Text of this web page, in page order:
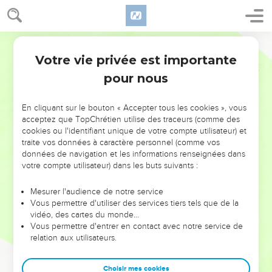
NE MANQUEZ PAS L’ÉVÉNEMENT
DE L’ANNÉE !
ET SI LEURS ERREURS POUVAIENT VOUS ÉVITER LES
VOTRES ?
leur foi ou leur vision. Mais on voit moins les doutes, les erreurs
et les saisons difficiles qu'ils ont traversés, alors même que ce
sont elles qui les ont façonnés.
Dans cette conférence, leaders, entrepreneurs, et responsables
clés pour avancer avec plus de sagesse afin que leurs erreurs
Votre vie privée est importante
pour nous
En cliquant sur le bouton « Accepter tous les cookies », vous
acceptez que TopChrétien utilise des traceurs (comme des
cookies ou l'identifiant unique de votre compte utilisateur) et
traite vos données à caractère personnel (comme vos
données de navigation et les informations renseignées dans
votre compte utilisateur) dans les buts suivants :
Mesurer l'audience de notre service
Vous permettre d'utiliser des services tiers tels que de la
vidéo, des cartes du monde…
Vous permettre d'entrer en contact avec notre service de
relation aux utilisateurs.
Choisir mes cookies